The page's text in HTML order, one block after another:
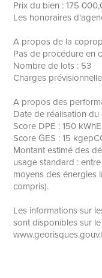
Prix du bien : 175
Les honoraires
A propos de la
Pas de procédure en
Nombre de lots : 53
Charges
A propos des
Date de réalisation
Score DPE : 150
Score GES : 15
Montant estimé des
usage standard :
moyens des énergies
compris).
Les informations sur
sont disponibles sur